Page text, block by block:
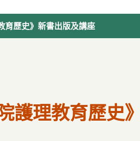
育歷史》新書出版及講座
護理教育歷史